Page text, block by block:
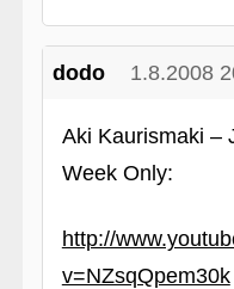
dodo 1.8.2008
Aki Kaurismaki –
Week Only:
http://
v=NZsqQpem30k